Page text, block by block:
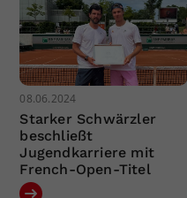
08.06.2024
Starker Schwärzler
beschließt
Jugendkarriere mit
French-Open-Titel